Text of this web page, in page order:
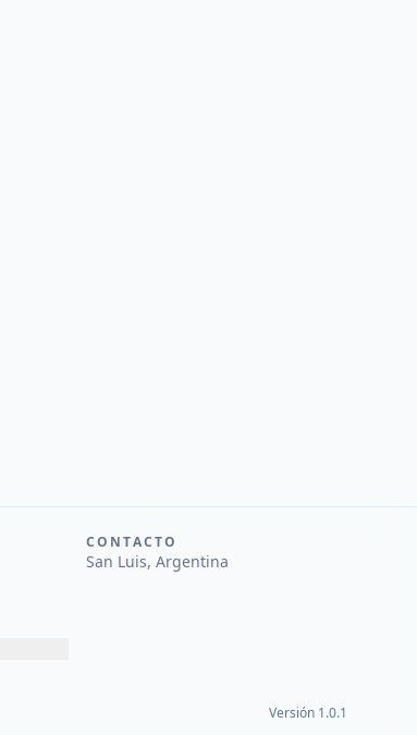
CONTACTO
San Luis, Argentina
Versión 1.0.1